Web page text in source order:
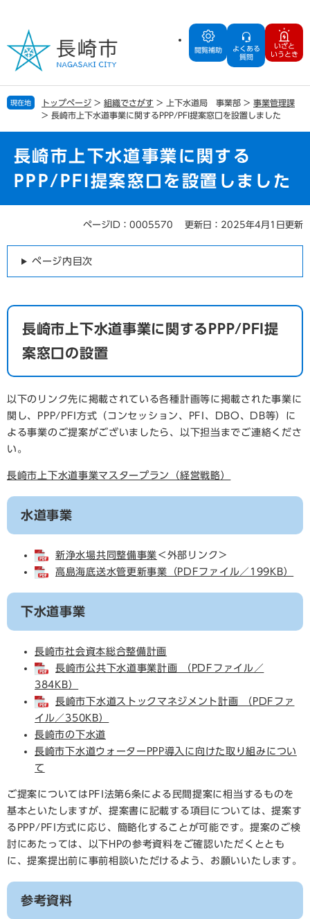
の
で
す
ー
ば
し
閲覧補助
よくある
質問
いざと
いうとき
現在地 トップページ > 組織でさがす > 上下水道局 事業部 > 事業管理課
> 長崎市上下水道事業に関するPPP/PFI提案窓口を設置しました
長崎市上下水道事業に関する
PPP/PFI提案窓口を設置しました
ページID：0005570 更新日：2025年4月1日更新
ページ内目次
長崎市上下水道事業に関するPPP/PFI提
案窓口の設置
以下のリンク先に掲載されている各種計画等に掲載された事業に
関し、PPP/PFI方式（コンセッション、PFI、DBO、DB等）に
よる事業のご提案がございましたら、以下担当までご連絡くださ
い。
長崎市上下水道事業マスタープラン（経営戦略）
水道事業
新浄水場共同整備事業 ＜外部リンク＞
高島海底送水管更新事業（PDFファイル／199KB）
下水道事業
長崎市社会資本総合整備計画
長崎市公共下水道事業計画 （PDFファイル／
384KB）
長崎市下水道ストックマネジメント計画 （PDFファ
イル／350KB）
長崎市の下水道
長崎市下水道ウォーターPPP導入に向けた取り組みについ
て
ご提案についてはPFI法第6条による民間提案に相当するものを
基本といたしますが、提案書に記載する項目については、提案す
るPPP/PFI方式に応じ、簡略化することが可能です。提案のご検
討にあたっては、以下HPの参考資料をご確認いただくととも
に、提案提出前に事前相談いただけるよう、お願いいたします。
参考資料